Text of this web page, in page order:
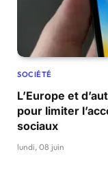
SOCIÉTÉ
L’Europe et
pour limiter
sociaux
lundi, 08 juin